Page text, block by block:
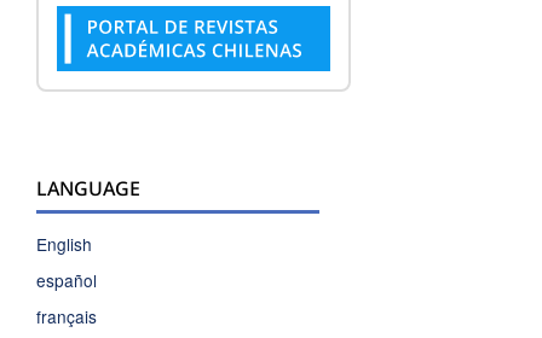
LANGUAGE
English
español
français